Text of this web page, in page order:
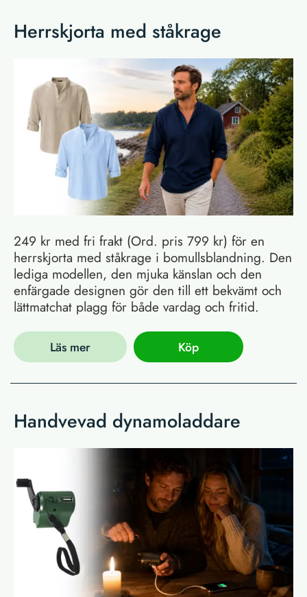
Herrskjorta med ståkrage
249 kr med fri frakt (Ord. pris 799 kr) för en
herrskjorta med ståkrage i bomullsblandning. Den
lediga modellen, den mjuka känslan och den
enfärgade designen gör den till ett bekvämt och
lättmatchat plagg för både vardag och fritid.
Läs mer Köp
Handvevad dynamoladdare